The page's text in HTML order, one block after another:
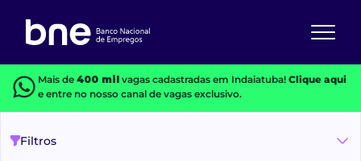
Mais de 400 milvagas cadastradas em Indaiatuba! Clique aqui
e entre no nosso canal de vagas exclusivo.
Filtros